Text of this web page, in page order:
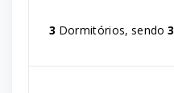
3 Dormitórios, sendo3